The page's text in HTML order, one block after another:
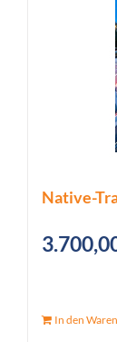
Native-
In den